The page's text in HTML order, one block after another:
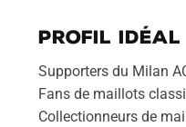
Profil idéal
Supporters du Milan
Fans de maillots
Collectionneurs de